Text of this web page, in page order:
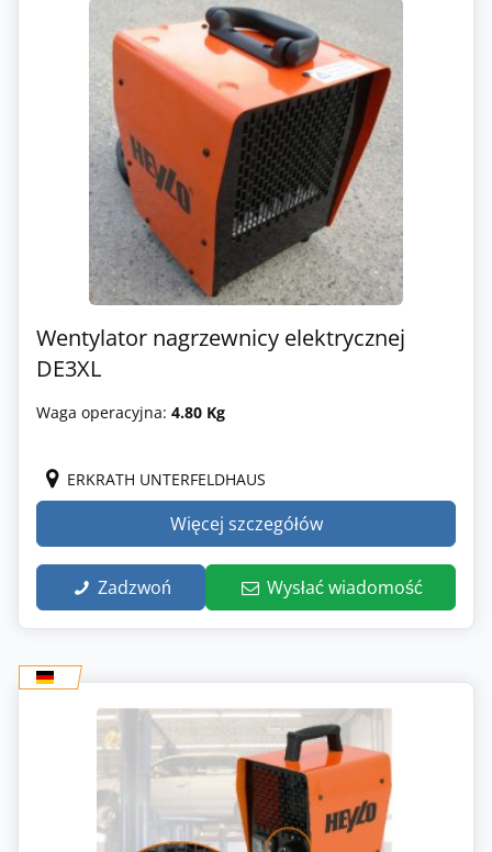
Wentylator nagrzewnicy elektrycznej
DE3XL
Waga operacyjna: 4.80 Kg
ERKRATH UNTERFELDHAUS
Więcej szczegółów
Zadzwoń Wysłać wiadomość